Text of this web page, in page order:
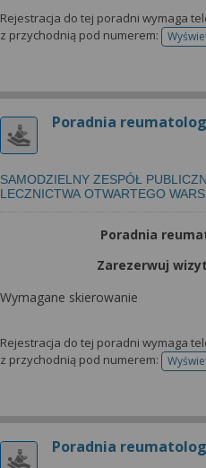
Rejestracja do tej poradni wymaga
z przychodnią pod numerem:
Poradnia
SAMODZIELNY ZESPÓŁ
LECZNICTWA OTWARTEGO
Poradnia
Zarezerwuj
Wymagane skierowanie
Rejestracja do tej poradni wymaga
z przychodnią pod numerem:
Poradnia